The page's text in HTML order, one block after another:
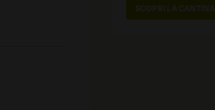
SCOPRI LA CANTINA